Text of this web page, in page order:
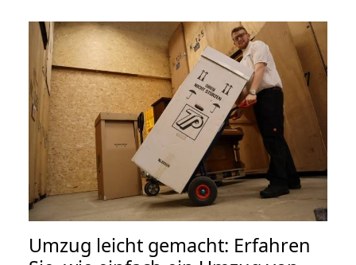
Umzug leicht gemacht: Erfahren